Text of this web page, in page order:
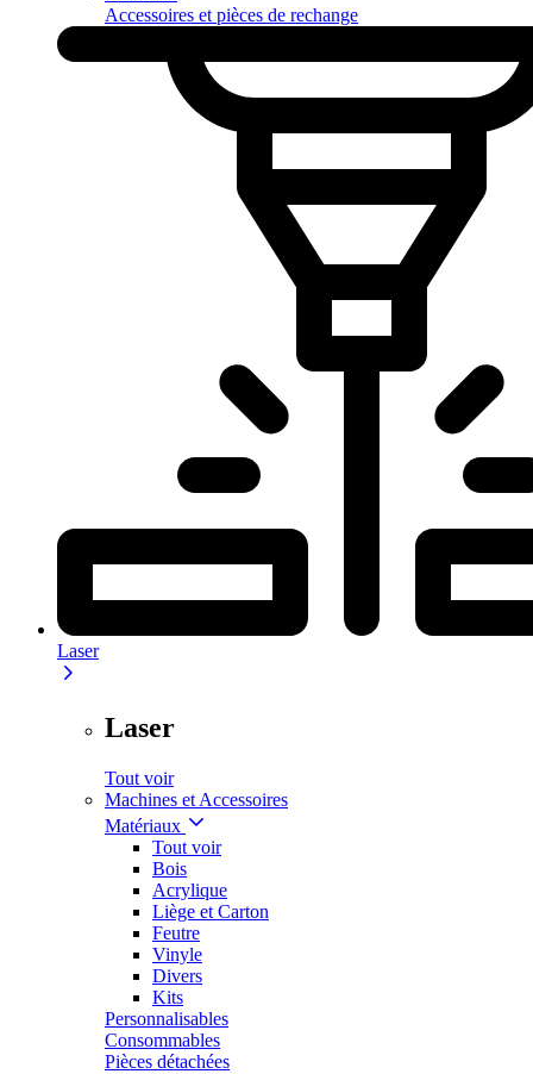
Accessoires et pièces de rechange
Laser
Laser
Tout voir
Machines et Accessoires
Matériaux
Tout voir
Bois
Acrylique
Liège et Carton
Feutre
Vinyle
Divers
Kits
Personnalisables
Consommables
Pièces détachées